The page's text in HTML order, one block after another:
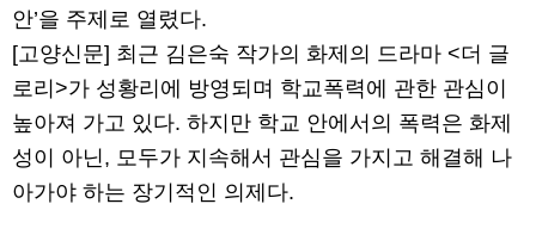
안’을 주제로 열렸다.
[고양신문] 최근 김은숙 작가의 화제의 드라마 <더 글
로리>가 성황리에 방영되며 학교폭력에 관한 관심이
높아져 가고 있다. 하지만 학교 안에서의 폭력은 화제
성이 아닌, 모두가 지속해서 관심을 가지고 해결해 나
아가야 하는 장기적인 의제다.